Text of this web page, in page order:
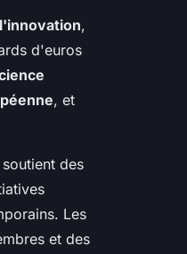
,
d'euros
, et
des
Les
et des